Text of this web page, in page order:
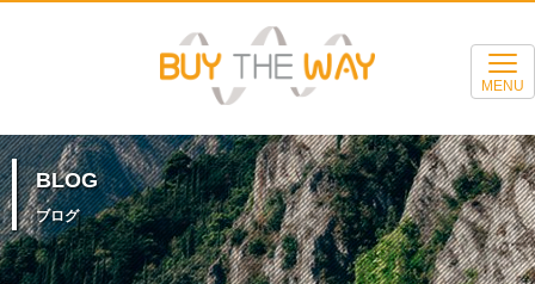
MENU
BLOG
ブログ